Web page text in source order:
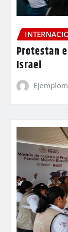
Protestan
Israel